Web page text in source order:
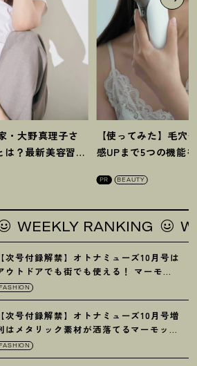
・大野真理子さ
は ？ 最新美容習慣
【使ってみた】毛穴
感UPまで5つの機能
PR BEAUTY
RANKING
【次号付録解禁】オトナミューズ10月号は
ウトドアでも街でも使える ！ マーモッ
の黒ショルダー
FASHION
【次号付録解禁】オトナミューズ10月号増
はメタリック素材が洒落てるマーモット
保冷バッグ
FASHION